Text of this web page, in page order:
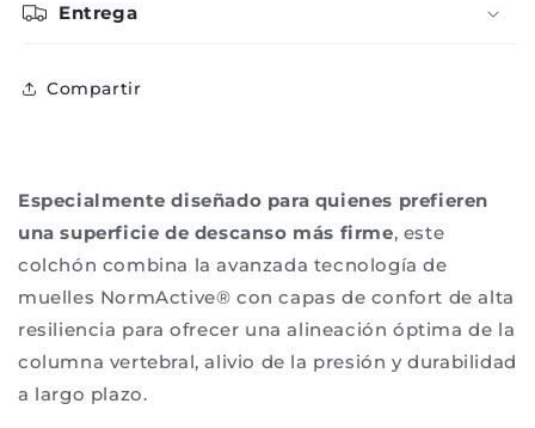
Entrega
Compartir
Especialmente diseñado para quienes prefieren
una superficie de descanso más firme, este
colchón combina la avanzada tecnología de
muelles NormActive® con capas de confort de alta
resiliencia para ofrecer una alineación óptima de la
columna vertebral, alivio de la presión y durabilidad
a largo plazo.